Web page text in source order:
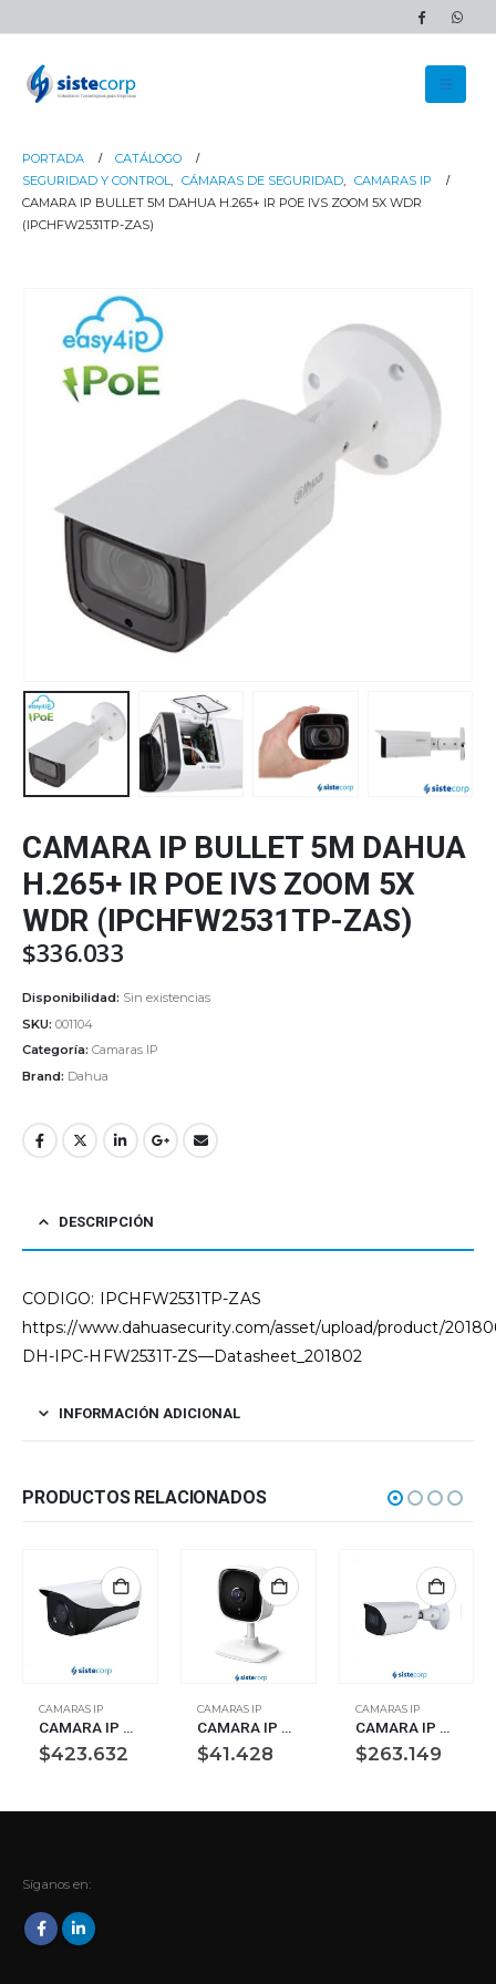
PORTADA
CATÁLOGO
SEGURIDAD Y CONTROL, CÁMARAS DE SEGURIDAD, CAMARAS IP
CAMARA IP BULLET 5M DAHUA H.265+ IR POE IVS ZOOM 5X WDR
(IPCHFW2531TP-ZAS)
CAMARA IP BULLET 5M DAHUA
H.265+ IR POE IVS ZOOM 5X
WDR (IPCHFW2531TP-ZAS)
$336.033
Disponibilidad: Sin existencias
SKU: 001104
Categoría: Camaras IP
Brand: Dahua
DESCRIPCIÓN
CODIGO: IPCHFW2531TP-ZAS
https://www.dahuasecurity.com/asset/upload/product/
DH-IPC-HFW2531T-ZS—Datasheet_201802
INFORMACIÓN ADICIONAL
PRODUCTOS RELACIONADOS
CAMARAS IP
CAMARA IP BULLET 4MP IVS MIC INCORPORADO ALARM+AUDIO IN/OUT LED 40M DAHUA (IPC-HFW2439MP-AS-LED-B-0360B-S2)
$423.632
CAMARAS IP
CAMARA IP CLOUD TP-LINK TAPO C100 FULL HD 1080P (TAPO C100)
$41.428
CAMARAS IP
CAMARA IP DAHUA BULLET 2MP 2.8MM IR50MTS AUDIO STARLIGHT
$263.149
Síganos en: